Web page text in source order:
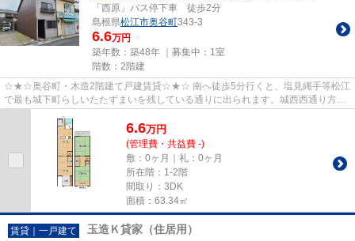
「西原」バス停下車 徒歩2分
島根県松江市奥谷町343-3
6.6万円
築年数：築48年 ｜募集中： 1室
階数：2階建
☆★☆奥谷町・木造2階建て戸建賃貸☆★☆ 南へ徒歩5分行くと、塩見縄手等松江
で最も城下町らしいたたずまいを残している通りに出られます。城西西通り方面
6.6万円
(管理費・共益費 -)
敷：0ヶ月｜礼：0ヶ月
所在階：1-2階
間取り：3DK
面積：63.34㎡
賃貸｜一戸建て 玉造Ｋ貸家（住居用）